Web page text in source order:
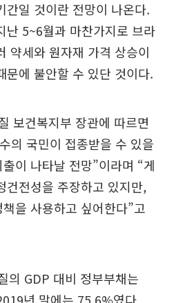
간일 것이란 전망이 나온다.
난 5~6월과 마찬가지로 브라
약세와 원자재 가격 상승이
문에 불안할 수 있단 것이다.
보건복지부 장관에 따르면
의 국민이 접종받을 수 있을
이 나타날 전망”이라며 “게
건전성을 주장하고 있지만,
을 사용하고 싶어한다”고
의 GDP 대비 정부부채는